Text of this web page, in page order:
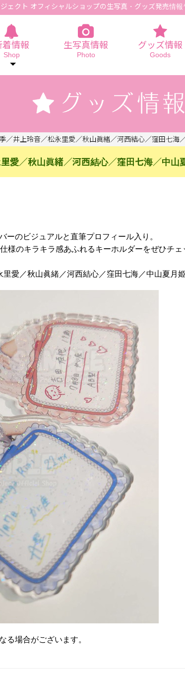
ェクト オフィシャルショップの生写真 ・グッズ発売情
着情報
Shop
生写真情報
Photo
グッズ情報
Goods
／井上玲音／松永里愛／秋山眞緒／河西結心／窪田七海
愛／秋山眞緒／河西結心／窪田七海／中山
ーのビジュアルと直筆プロフィール入り。
様のキラキラ感あふれるキーホルダーをぜひチェ
愛／秋山眞緒／河西結心／窪田七海／中山夏月
る場合がございます。